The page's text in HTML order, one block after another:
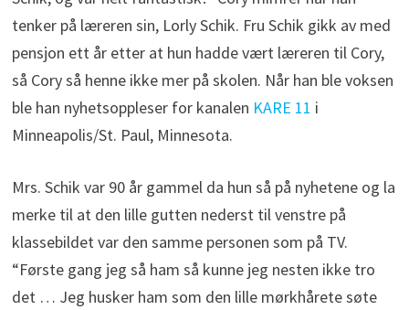
tenker på læreren sin, Lorly Schik. Fru Schik gikk av med
pensjon ett år etter at hun hadde vært læreren til Cory,
så Cory så henne ikke mer på skolen. Når han ble voksen
ble han nyhetsoppleser for kanalen KARE 11 i
Minneapolis/St. Paul, Minnesota.
Mrs. Schik var 90 år gammel da hun så på nyhetene og la
merke til at den lille gutten nederst til venstre på
klassebildet var den samme personen som på TV.
“Første gang jeg så ham så kunne jeg nesten ikke tro
det … Jeg husker ham som den lille mørkhårete søte